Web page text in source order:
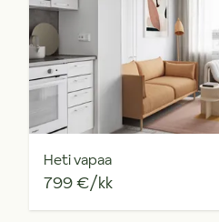
Heti vapaa
799 €/kk